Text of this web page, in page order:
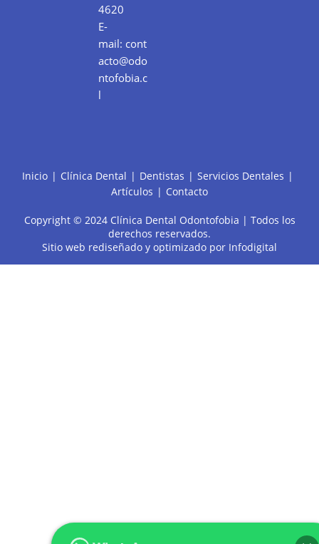
4620
E-
mail: cont
acto@odo
ntofobia.c
l
Inicio Clínica Dental Dentistas
Servicios Dentales
Artículos
Contacto
Copyright © 2024 Clínica Dental Odontofobia | Todos los
derechos reservados.
Sitio web rediseñado y optimizado por Infodigital